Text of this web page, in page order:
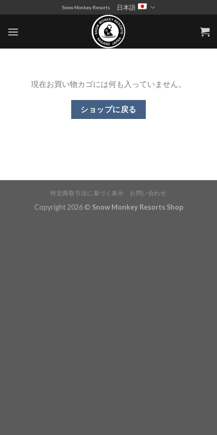
to
content
Snow Monkey Resorts 日本語
現在お買い物カゴには何も入っていません。
ショップに戻る
特定商取引法に基づく表示 お問い合わせ
Copyright 2026 © Snow Monkey Resorts Shop